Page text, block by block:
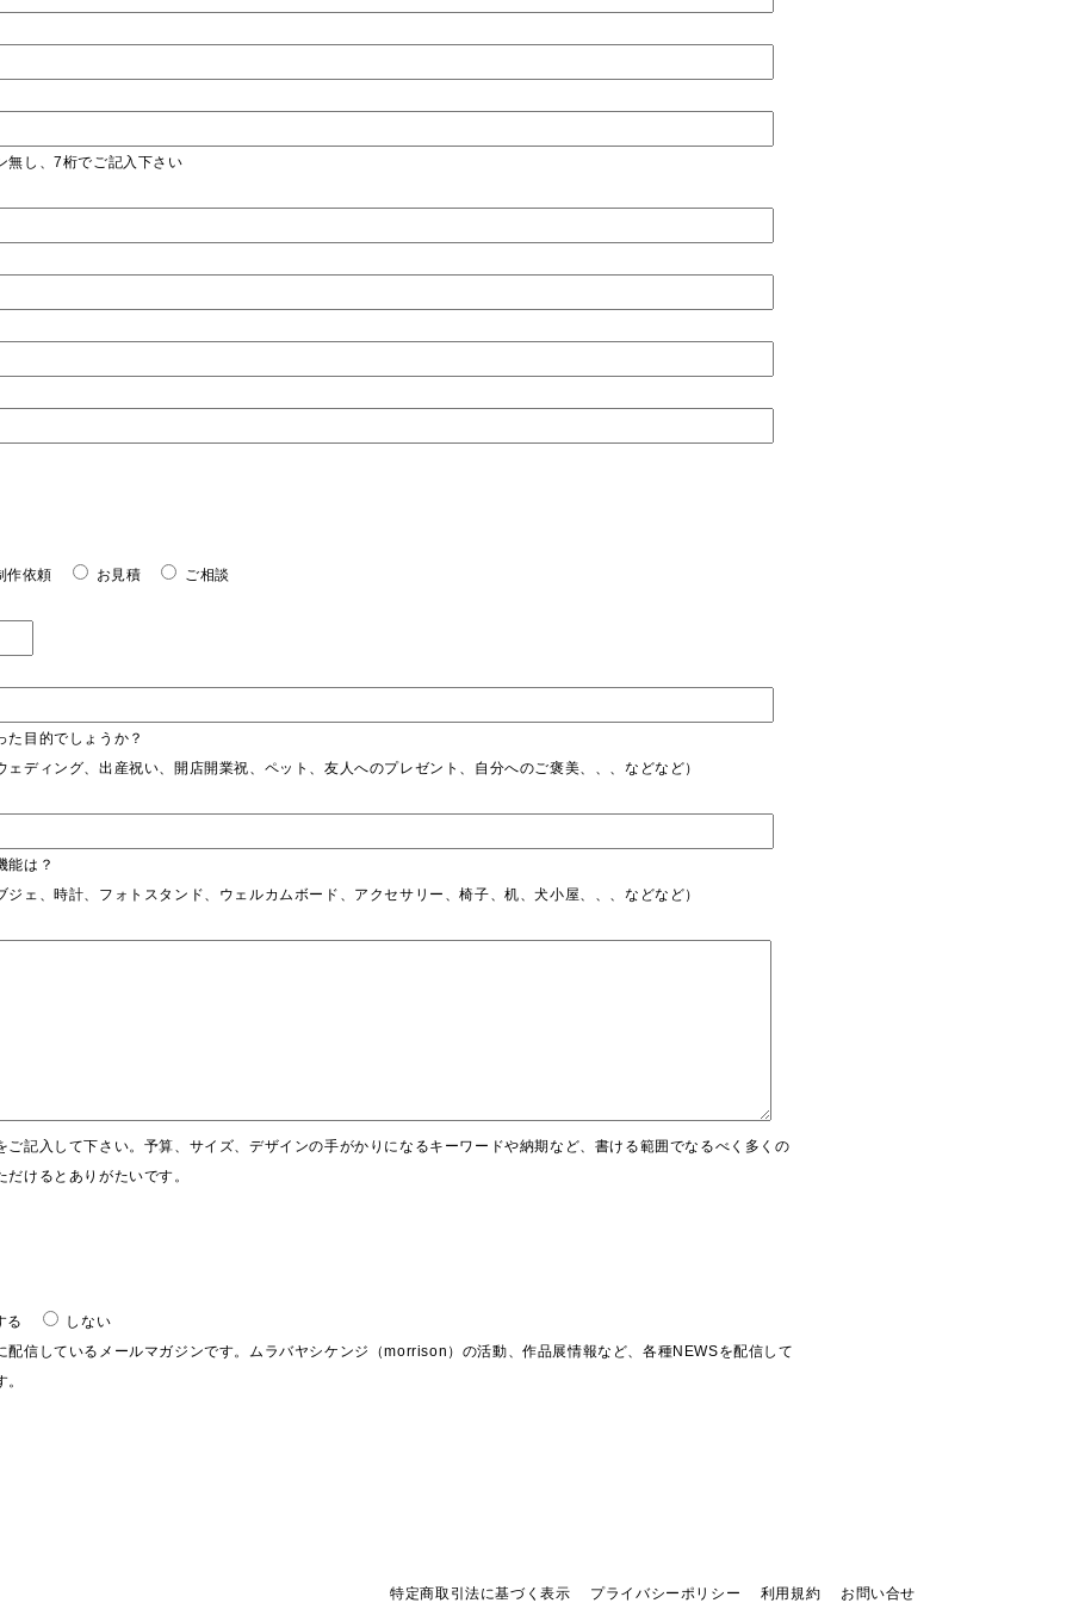
無し、7桁でご記入下さい
作依頼 お見積 ご相談
た目的でしょうか？
ェディング、出産祝い、開店開業祝、ペット、友人へのプレゼント、自分へのご褒美、、、などなど）
能は？
ジェ、時計、フォトスタンド、ウェルカムボード、アクセサリー、椅子、机、犬小屋、、、などなど）
ご記入して下さい。予算、サイズ、デザインの手がかりになるキーワードや納期など、書ける範囲でなるべく多くの
だけるとありがたいです。
る
しない
配信しているメールマガジンです。ムラバヤシケンジ（morrison）の活動、作品展情報など、各種NEWSを配信して
特定商取引法に基づく表示 プライバシーポリシー 利用規約 お問い合せ